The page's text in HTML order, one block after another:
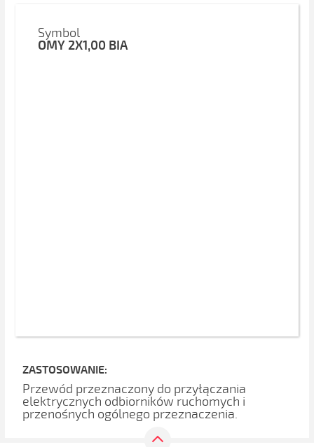
Symbol
OMY 2X1,00 BIA
ZASTOSOWANIE:
Przewód przeznaczony do przyłączania
elektrycznych odbiorników ruchomych i
przenośnych ogólnego przeznaczenia.